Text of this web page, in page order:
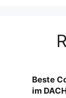
Beste
im